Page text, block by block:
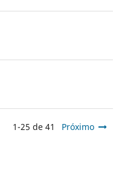
1-25 de 41 Próximo